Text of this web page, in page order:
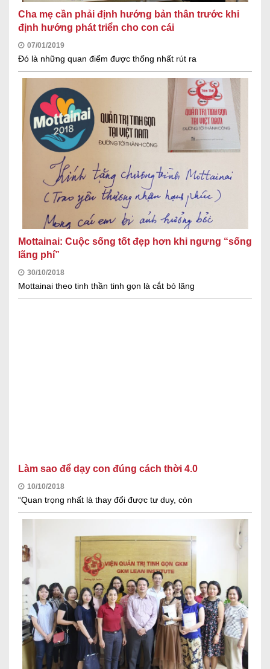
Cha mẹ cần phải định hướng bản thân trước khi
định hướng phát triển cho con cái
07/01/2019
Đó là những quan điểm được thống nhất rút ra
Mottainai: Cuộc sống tốt đẹp hơn khi ngưng “sống
lãng phí”
30/10/2018
Mottainai theo tinh thần tinh gọn là cắt bỏ lãng
Làm sao để dạy con đúng cách thời 4.0
10/10/2018
“Quan trọng nhất là thay đổi được tư duy, còn